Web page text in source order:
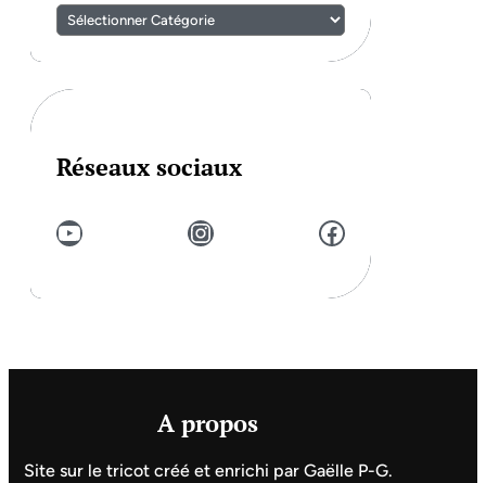
Réseaux sociaux
YouTube Instagram Facebook
A propos
Site sur le tricot créé et enrichi par Gaëlle P-G.